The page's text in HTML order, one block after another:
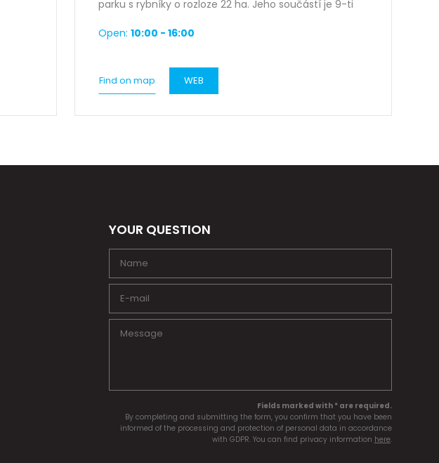
parku s rybníky o rozloze 22 ha. Jeho součástí je 9-ti
Open: 10:00 - 16:00
Find on map WEB
YOUR QUESTION
Fields marked with * are required.
By completing and submitting the form, you confirm that you have been
informed of the processing and protection of personal data in accordance
with GDPR. You can find privacy information here.